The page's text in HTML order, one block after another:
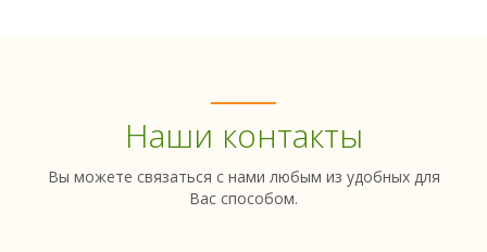
Наши контакты
Вы можете связаться с нами любым из удобных для
Вас способом.